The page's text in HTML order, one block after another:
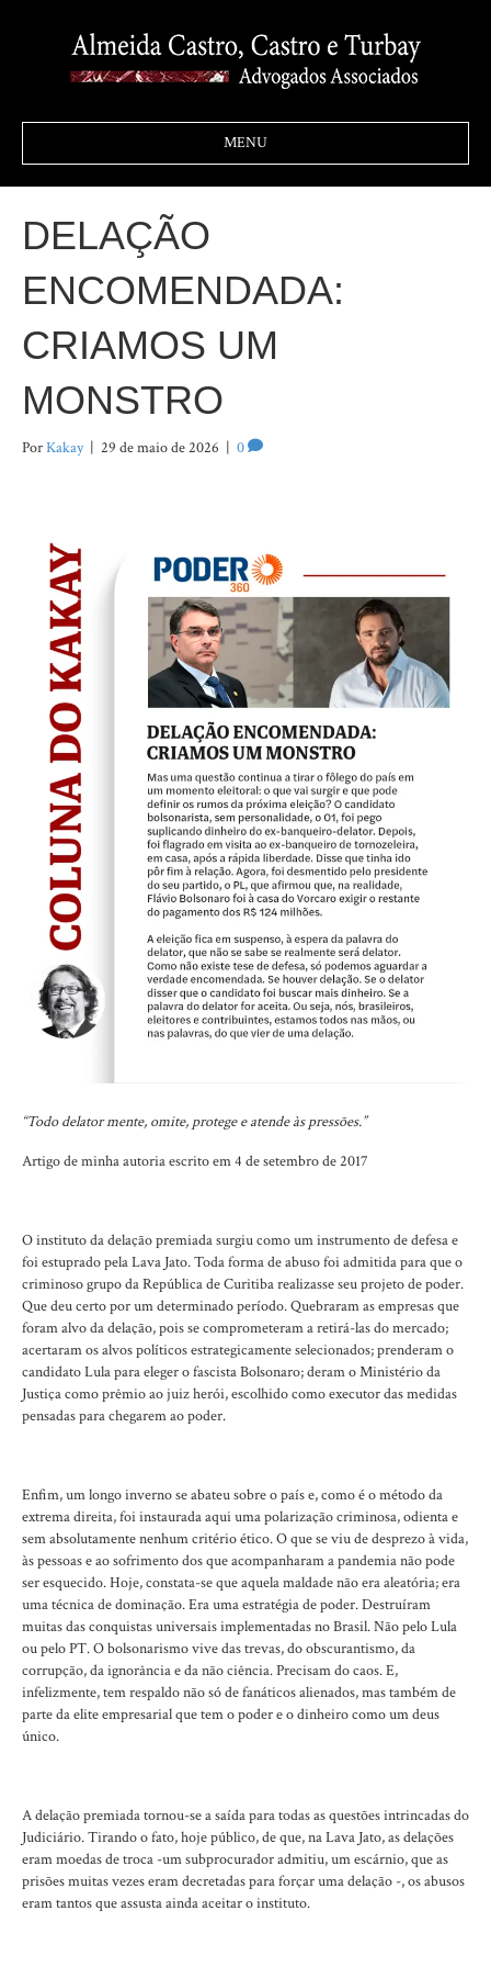
MENU
DELAÇÃO
ENCOMENDADA:
CRIAMOS UM
MONSTRO
PorKakay | 29 de maio de 2026 | 0
“Todo delator mente, omite, protege e atende às pressões.”
Artigo de minha autoria escrito em 4 de setembro de 2017
O instituto da delação premiada surgiu como um instrumento de defesa e
foi estuprado pela Lava Jato. Toda forma de abuso foi admitida para que o
criminoso grupo da República de Curitiba realizasse seu projeto de poder.
Que deu certo por um determinado período. Quebraram as empresas que
foram alvo da delação, pois se comprometeram a retirá-las do mercado;
acertaram os alvos políticos estrategicamente selecionados; prenderam o
candidato Lula para eleger o fascista Bolsonaro; deram o Ministério da
Justiça como prêmio ao juiz herói, escolhido como executor das medidas
pensadas para chegarem ao poder.
Enfim, um longo inverno se abateu sobre o país e, como é o método da
extrema direita, foi instaurada aqui uma polarização criminosa, odienta e
sem absolutamente nenhum critério ético. O que se viu de desprezo à vida,
às pessoas e ao sofrimento dos que acompanharam a pandemia não pode
ser esquecido. Hoje, constata-se que aquela maldade não era aleatória; era
uma técnica de dominação. Era uma estratégia de poder. Destruíram
muitas das conquistas universais implementadas no Brasil. Não pelo Lula
ou pelo PT. O bolsonarismo vive das trevas, do obscurantismo, da
corrupção, da ignorância e da não ciência. Precisam do caos. E,
infelizmente, tem respaldo não só de fanáticos alienados, mas também de
parte da elite empresarial que tem o poder e o dinheiro como um deus
único.
A delação premiada tornou-se a saída para todas as questões intrincadas do
Judiciário. Tirando o fato, hoje público, de que, na Lava Jato, as delações
eram moedas de troca -um subprocurador admitiu, um escárnio, que as
prisões muitas vezes eram decretadas para forçar uma delação -, os abusos
eram tantos que assusta ainda aceitar o instituto.